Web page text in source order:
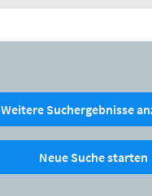
Weitere Suchergebnisse
Neue Suche starten